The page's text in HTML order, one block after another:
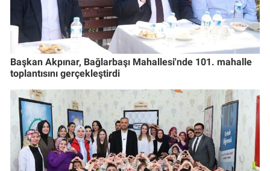
Başkan Akpınar, Bağlarbaşı Mahallesi'nde 101. mahalle
toplantısını gerçekleştirdi